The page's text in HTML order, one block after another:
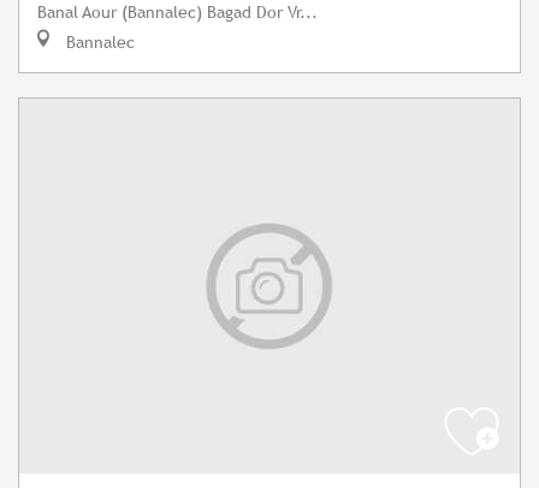
Banal Aour (Bannalec) Bagad Dor Vr...
Bannalec